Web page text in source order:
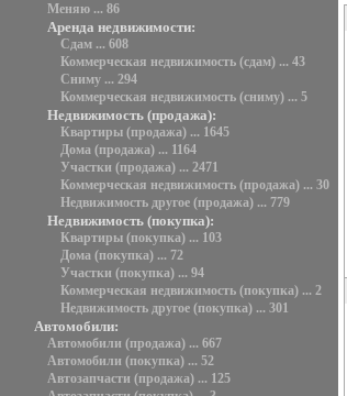
Меняю ... 86
Аренда недвижимости:
Сдам ... 608
Коммерческая недвижимость (сдам) ... 43
Сниму ... 294
Коммерческая недвижимость (сниму) ... 5
Недвижимость (продажа):
Квартиры (продажа) ... 1645
Дома (продажа) ... 1164
Участки (продажа) ... 2471
Коммерческая недвижимость (продажа) ... 30
Недвижимость другое (продажа) ... 779
Недвижимость (покупка):
Квартиры (покупка) ... 103
Дома (покупка) ... 72
Участки (покупка) ... 94
Коммерческая недвижимость (покупка) ... 2
Недвижимость другое (покупка) ... 301
Автомобили:
Автомобили (продажа) ... 667
Автомобили (покупка) ... 52
Автозапчасти (продажа) ... 125